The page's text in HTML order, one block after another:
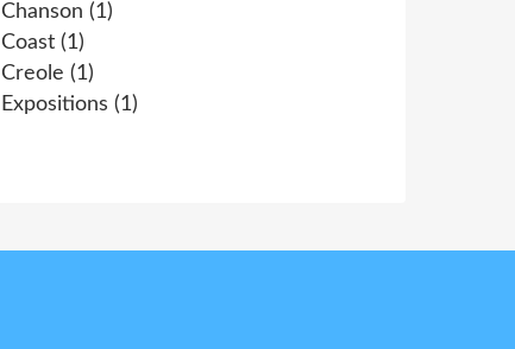
Chanson (1)
Coast (1)
Creole (1)
Expositions (1)